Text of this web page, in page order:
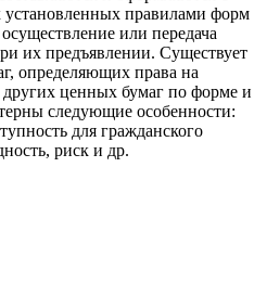
правилами форм
или передача
их предъявлении. Существует
определяющих права на
ценных бумаг по форме и
следующие особенности:
для гражданского
риск и др.